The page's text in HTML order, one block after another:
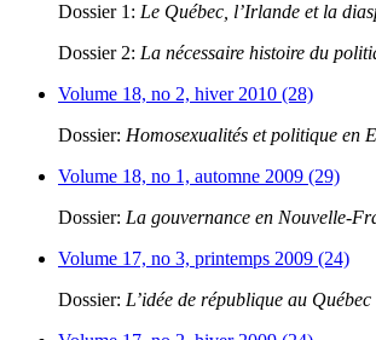
Dossier 1: Le Québec, l’Irlande et la
Dossier 2: La nécessaire histoire du
Volume 18, no 2, hiver 2010 (28)
Dossier: Homosexualités et politique en
Volume 18, no 1, automne 2009 (29)
Dossier: La gouvernance en Nouvelle-
Volume 17, no 3, printemps 2009 (24)
Dossier: L’idée de république au Québec